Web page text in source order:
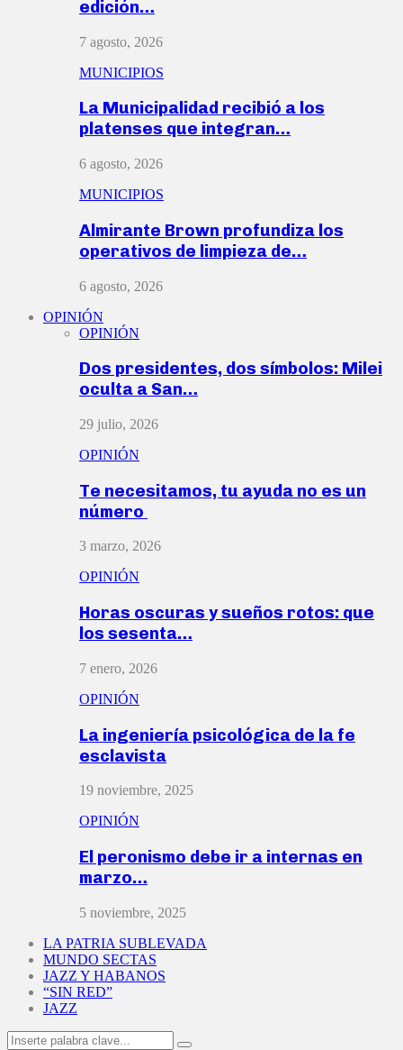
edición…
7 agosto, 2026
MUNICIPIOS
La Municipalidad recibió a los
platenses que integran…
6 agosto, 2026
MUNICIPIOS
Almirante Brown profundiza los
operativos de limpieza de…
6 agosto, 2026
OPINIÓN
OPINIÓN
Dos presidentes, dos símbolos: Milei
oculta a San…
29 julio, 2026
OPINIÓN
Te necesitamos, tu ayuda no es un
número
3 marzo, 2026
OPINIÓN
Horas oscuras y sueños rotos: que
los sesenta…
7 enero, 2026
OPINIÓN
La ingeniería psicológica de la fe
esclavista
19 noviembre, 2025
OPINIÓN
El peronismo debe ir a internas en
marzo…
5 noviembre, 2025
LA PATRIA SUBLEVADA
MUNDO SECTAS
JAZZ Y HABANOS
“SIN RED”
JAZZ
Search